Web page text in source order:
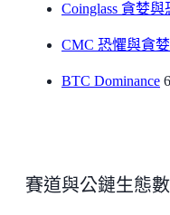
Coinglass 貪婪
CMC 恐懼與貪
BTC Dominance
賽道與公鏈生態